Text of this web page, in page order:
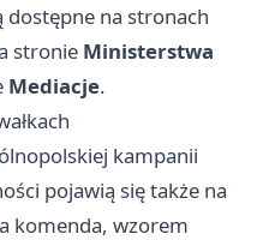
dostępne na stronach
stronie Ministerstwa
Mediacje.
kampanii
pojawią się także na
komenda, wzorem